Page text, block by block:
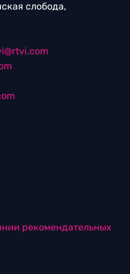
слобода,
рекомендательных